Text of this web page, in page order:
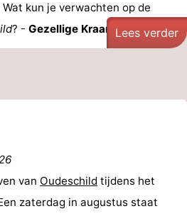
kun je verwachten op de
? - Gezellige Kraampjes: ...
Lees verder
van Oudeschild tijdens het
zaterdag in augustus staat